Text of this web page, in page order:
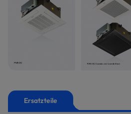
Ersatzteile